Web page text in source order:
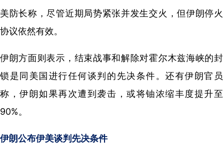
美防长称，尽管近期局势紧张并发生交火，但伊朗停火
协议依然有效。
伊朗方面则表示，结束战事和解除对霍尔木兹海峡的封
锁是同美国进行任何谈判的先决条件。还有伊朗官员
称，伊朗如果再次遭到袭击，或将铀浓缩丰度提升至
90%。
伊朗公布伊美谈判先决条件